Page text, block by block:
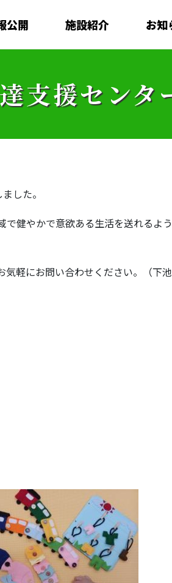
公開 施設紹介 お知
支援セン
した。
健やかで意欲ある生活を送れるよ
軽にお問い合わせください。（下池